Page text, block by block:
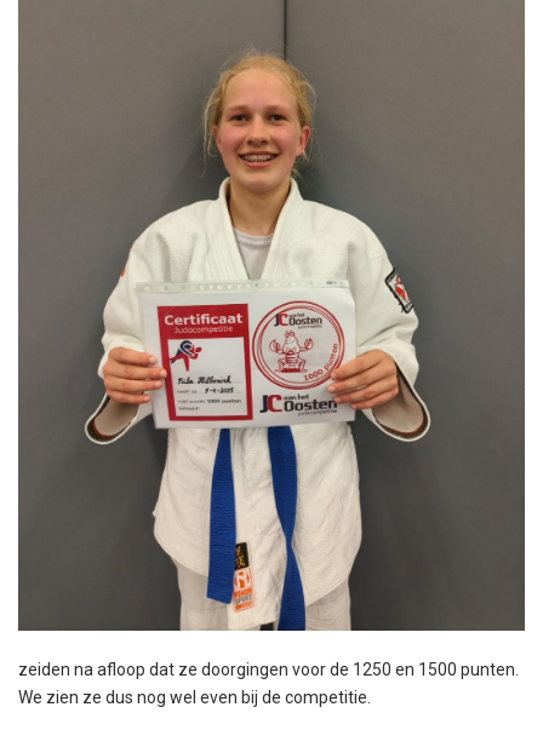
zeiden na afloop dat ze doorgingen voor de 1250 en 1500 punten.
We zien ze dus nog wel even bij de competitie.